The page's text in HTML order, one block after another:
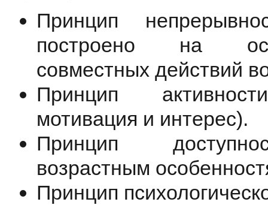
Принцип
построено на
совместных действий
Принцип
мотивация и интерес).
Принцип
возрастным
Принцип